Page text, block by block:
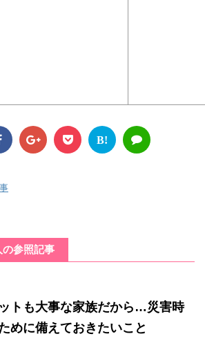
B!
の参照記事
トも大事な家族だから…災害時
めに備えておきたいこと